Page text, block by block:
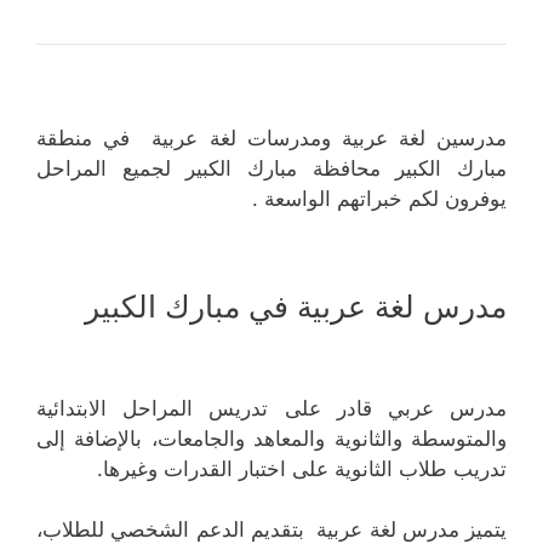
مدرسين لغة عربية ومدرسات لغة عربية في منطقة
مبارك الكبير محافظة مبارك الكبير لجميع المراحل
يوفرون لكم خبراتهم الواسعة .
مدرس لغة عربية في مبارك الكبير
مدرس عربي قادر على تدريس المراحل الابتدائية
والمتوسطة والثانوية والمعاهد والجامعات، بالإضافة إلى
تدريب طلاب الثانوية على اختبار القدرات وغيرها.
يتميز مدرس لغة عربية بتقديم الدعم الشخصي للطلاب،